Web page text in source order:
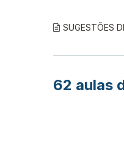
SUGESTÕES
62 aulas